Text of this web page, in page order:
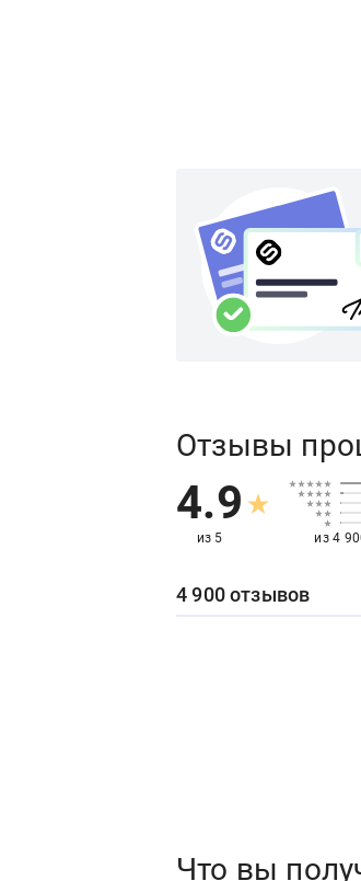
Отзывы
4.9
из 5 из 4
4 900 отзывов
Что вы